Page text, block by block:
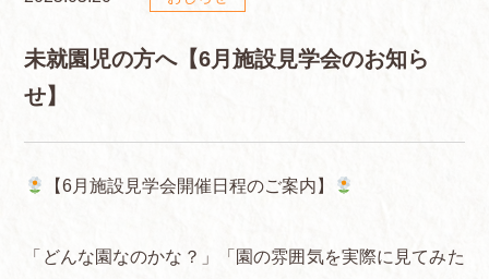
未就園児の方へ【6月施設見学会のお知ら
せ】
【6月施設見学会開催日程のご案内】
「どんな園なのかな？」「園の雰囲気を実際に見てみた